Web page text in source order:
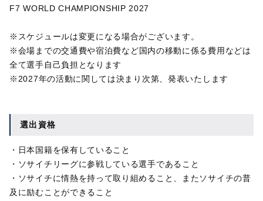
F7 WORLD CHAMPIONSHIP 2027
※スケジュールは変更になる場合がございます。
※会場までの交通費や宿泊費など国内の移動に係る費用などは
全て選手自己負担となります
※2027年の活動に関しては決まり次第、発表いたします
選出資格
・日本国籍を保有していること
・ソサイチリーグに参戦している選手であること
・ソサイチに情熱を持って取り組めること、またソサイチの普
及に励むことができること